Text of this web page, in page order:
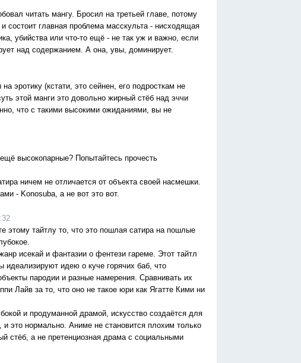
читать мангу. Бросил на третьей главе, потому
состоит главная проблема масскульта - нисходящая
убийства или что-то ещё - не так уж и важно, если
над содержанием. А она, увы, доминирует.
эротику (кстати, это сейнен, его подросткам не
этой манги это довольно жирный стёб над эччи
что с такими высокими ожиданиями, вы не
высокопарные? Попытайтесь прочесть
ничем не отличается от объекта своей насмешки.
- Konosuba, а не вот это вот.
этому тайтлу то, что это пошлая сатира на пошлые
исекай и фантазии о фентези гареме. Этот тайтл
идеализируют идею о куче горячих баб, что
пародии и разные намерения. Сравнивать их
Лайв за то, что оно не такое юри как Ягатте Кими ни
и продуманной драмой, искусство создаётся для
это нормально. Аниме не становится плохим только
стёб, а не претенциозная драма с социальными